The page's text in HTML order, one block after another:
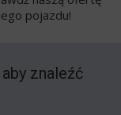
pojazdu!
znaleźć